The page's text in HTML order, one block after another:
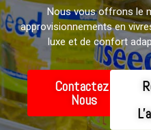
Nous vous offrons le
approvisionnements en
luxe et de confort
Contactez-
Nous